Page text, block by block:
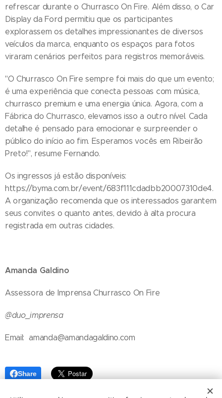
refrescar durante o Churrasco On Fire. Além disso, o Car
Display da Ford permitiu que os participantes
explorassem os detalhes impressionantes de diversos
veículos da marca, enquanto os espaços para fotos
viraram cenários perfeitos para registros memoráveis.
"O Churrasco On Fire sempre foi mais do que um evento;
é uma experiência que conecta pessoas com música,
churrasco premium e uma energia única. Agora, com a
Fábrica do Churrasco, elevamos isso a outro nível. Cada
detalhe é pensado para emocionar e surpreender o
público do início ao fim. Esperamos vocês em Ribeirão
Preto!", resume Fernando.
Os ingressos já estão disponíveis:
https://byma.com.br/event/683f111cdadbb20007310de4.
A organização recomenda que os interessados garantem
seus convites o quanto antes, devido à alta procura
registrada em outras cidades.
Amanda Galdino
Assessora de Imprensa Churrasco On Fire
@duo_imprensa
Email: amanda@amandagaldino.com
Share